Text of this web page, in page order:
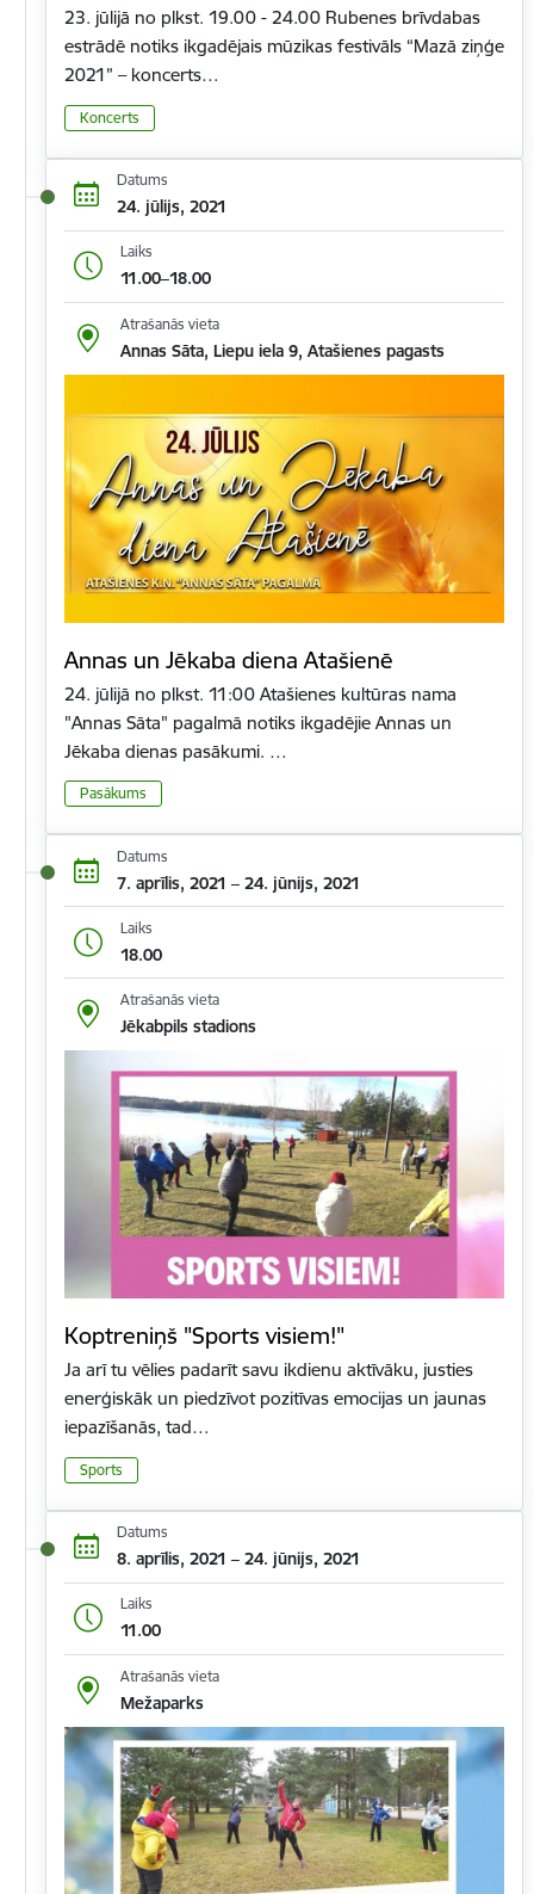
23. jūlijā no plkst. 19.00 - 24.00 Rubenes brīvdabas
estrādē notiks ikgadējais mūzikas festivāls “Mazā ziņģe
2021” – koncerts…
Koncerts
Datums
24. jūlijs, 2021
Laiks
11.00–18.00
Atrašanās vieta
Annas Sāta, Liepu iela 9, Atašienes pagasts
Annas un Jēkaba diena Atašienē
24. jūlijā no plkst. 11:00 Atašienes kultūras nama
"Annas Sāta" pagalmā notiks ikgadējie Annas un
Jēkaba dienas pasākumi. …
Pasākums
Datums
7. aprīlis, 2021 – 24. jūnijs, 2021
Laiks
18.00
Atrašanās vieta
Jēkabpils stadions
Koptreniņš "Sports visiem!"
Ja arī tu vēlies padarīt savu ikdienu aktīvāku, justies
enerģiskāk un piedzīvot pozitīvas emocijas un jaunas
iepazīšanās, tad…
Sports
Datums
8. aprīlis, 2021 – 24. jūnijs, 2021
Laiks
11.00
Atrašanās vieta
Mežaparks